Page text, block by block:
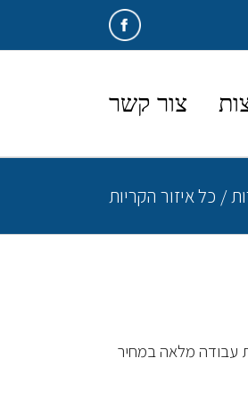
פייסבוק
צור קשר
/ כל איזור הקריות
עבודה מלאה במחיר